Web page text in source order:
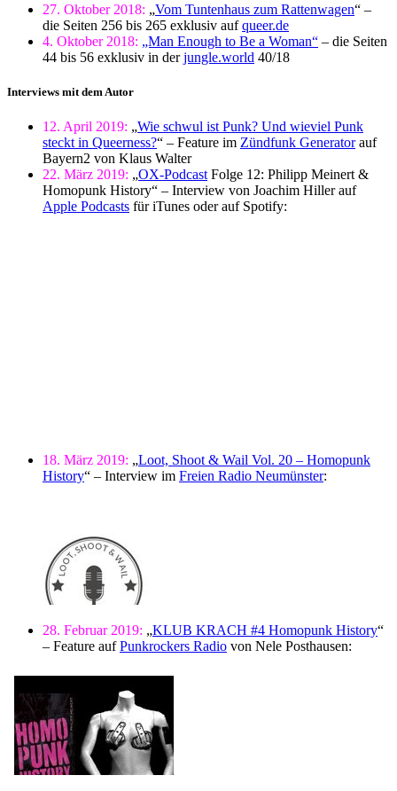
27. Oktober 2018: „Vom Tuntenhaus zum Rattenwagen“ –
die Seiten 256 bis 265 exklusiv aufqueer.de
4. Oktober 2018: „Man Enough to Be a Woman“ – die Seiten
44 bis 56 exklusiv in derjungle.world 40/18
Interviews mit dem Autor
12. April 2019: „Wie schwul ist Punk? Und wieviel Punk
steckt in Queerness?“ – Feature im Zündfunk Generatorauf
Bayern2 von Klaus Walter
22. März 2019: „OX-Podcast Folge 12: Philipp Meinert &
Homopunk History“ – Interview von Joachim Hiller auf
Apple Podcasts für iTunes oder auf Spotify:
18. März 2019: „Loot, Shoot & Wail Vol. 20 – Homopunk
History“ – Interview im Freien Radio Neumünster:
28. Februar 2019: „KLUB KRACH #4 Homopunk History“
– Feature aufPunkrockers Radio von Nele Posthausen: